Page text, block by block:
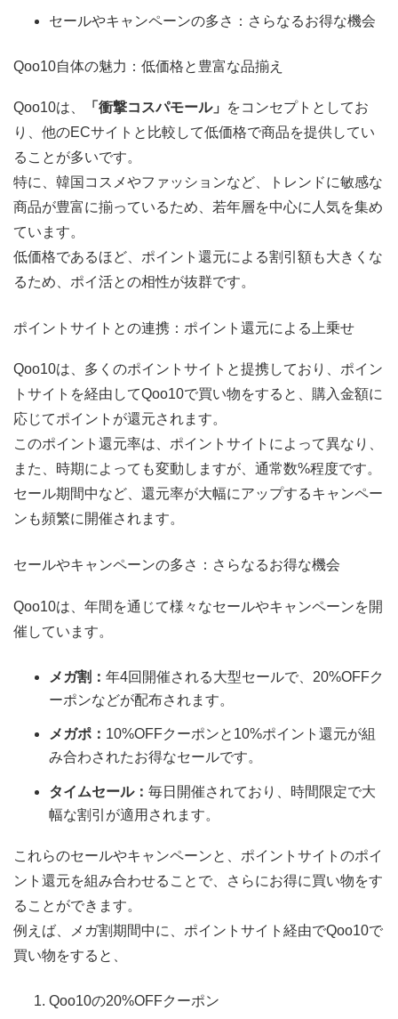
セールやキャンペーンの多さ：さらなるお得な機会
Qoo10自体の魅力：低価格と豊富な品揃え
Qoo10は、 「衝撃コスパモール」
をコンセプトとしてお
り、他のECサイトと比較して低価格で商品を提供してい
ることが多いです。
特に、韓国コスメやファッションなど、トレンドに敏感な
商品が豊富に揃っているため、若年層を中心に人気を集め
ています。
低価格であるほど、ポイント還元による割引額も大きくな
るため、ポイ活との相性が抜群です。
ポイントサイトとの連携：ポイント還元による上乗せ
Qoo10は、多くのポイントサイトと提携しており、ポイン
トサイトを経由してQoo10で買い物をすると、購入金額に
応じてポイントが還元されます。
このポイント還元率は、ポイントサイトによって異なり、
また、時期によっても変動しますが、通常数%程度です。
セール期間中など、還元率が大幅にアップするキャンペー
ンも頻繁に開催されます。
セールやキャンペーンの多さ：さらなるお得な機会
Qoo10は、年間を通じて様々なセールやキャンペーンを開
催しています。
メガ割： 年4回開催される大型セールで、20%OFFク
ーポンなどが配布されます。
メガポ： 10%OFFクーポンと10%ポイント還元が組
み合わされたお得なセールです。
タイムセール： 毎日開催されており、時間限定で大
幅な割引が適用されます。
これらのセールやキャンペーンと、ポイントサイトのポイ
ント還元を組み合わせることで、さらにお得に買い物をす
ることができます。
例えば、メガ割期間中に、ポイントサイト経由でQoo10で
買い物をすると、
Qoo10の20%OFFクーポン